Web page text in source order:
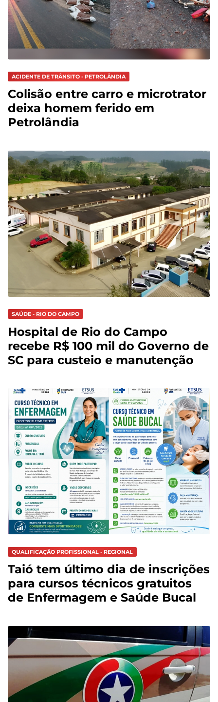
ACIDENTE DE TRÂNSITO - PETROLÂNDIA
Colisão entre carro e microtrator
deixa homem ferido em
Petrolândia
SAÚDE - RIO DO CAMPO
Hospital de Rio do Campo
recebe R$ 100 mil do Governo de
SC para custeio e manutenção
QUALIFICAÇÃO PROFISSIONAL - REGIONAL
Taió tem último dia de inscrições
para cursos técnicos gratuitos
de Enfermagem e Saúde Bucal